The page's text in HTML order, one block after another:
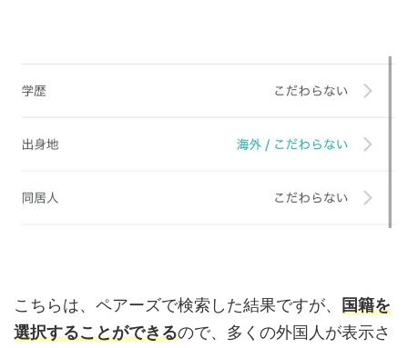
こちらは、ペアーズで検索した結果ですが、 国籍を
選択することができるので、多くの外国人が表示さ